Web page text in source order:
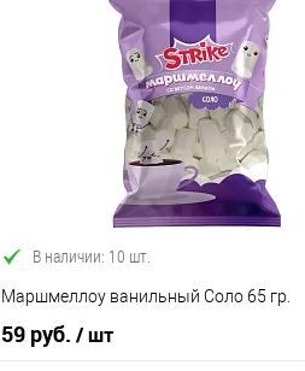
В корзину
Купить в 1 клик
Сравнение
В наличии
В наличии: 10 шт.
Маршмеллоу ванильный Соло 65 гр.
59 руб. / шт